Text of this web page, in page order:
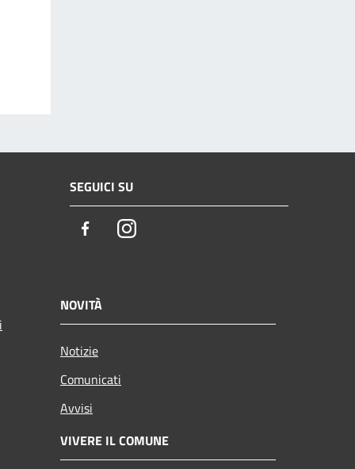
SEGUICI SU
FacebookInstagram
NOVITÀ
Notizie
Comunicati
Avvisi
VIVERE IL COMUNE